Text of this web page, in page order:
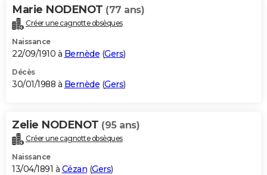
Marie NODENOT (77 ans)
Créer une cagnotte obsèques
Naissance
22/09/1910 à Bernède (Gers)
Décès
30/01/1988 à Bernède (Gers)
Zelie NODENOT (95 ans)
Créer une cagnotte obsèques
Naissance
13/04/1891 à Cézan (Gers)